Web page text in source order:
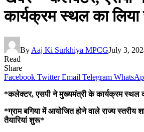
कार्यक्रम स्थल का लिया
By Aaj Ki Surkhiya MPCGJuly 3,
Read
Share
Facebook Twitter Email Telegram
*कलेक्टर, एसपी ने मुख्यमंत्री के कार्यक्रम स्थल
*ग्राम बगिया में आयोजित होने वाले राज्य
तैयारियां शुरू*